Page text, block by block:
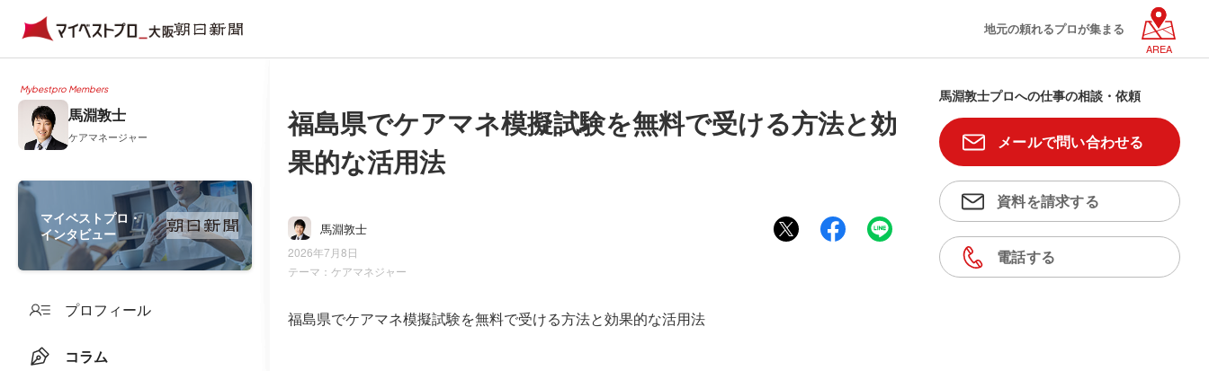
地元の頼れるプロが集まる
AREA
Mybestpro Members
馬淵敦士
ケアマネージャー
マイベストプロ・
インタビュー
プロフィール
コラム
福島県でケアマネ模擬試験を無料で受ける方法と効
果的な活用法
馬淵敦士
2026年7月8日
テーマ： ケアマネジャー
福島県でケアマネ模擬試験を無料で受ける方法と効果的な活用法
馬淵敦士プロへの仕事の相談・依頼
メールで問い合わせる
資料を請求する
電話する